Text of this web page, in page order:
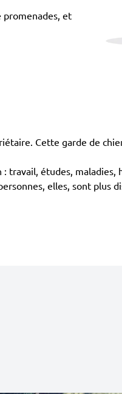
promenades, et
Cette garde de
études, maladies,
elles, sont plus